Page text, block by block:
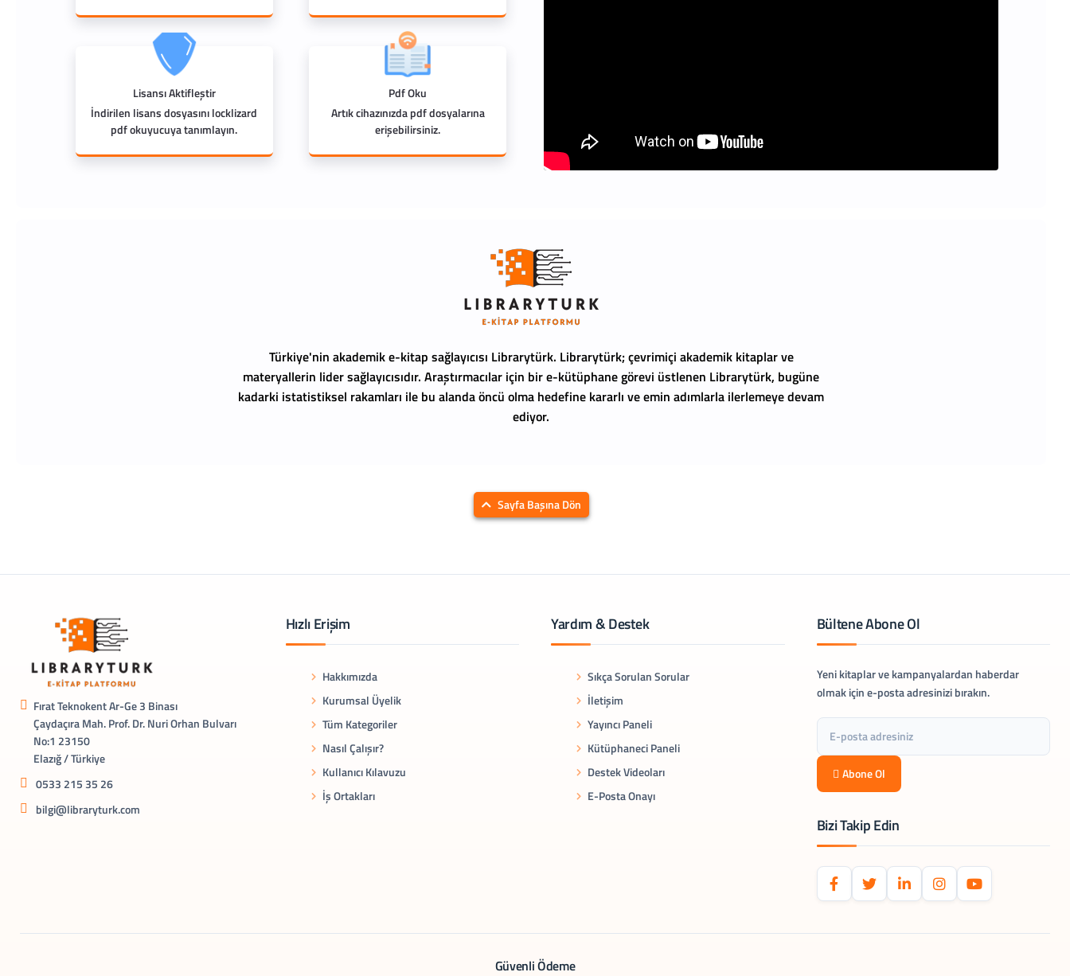
Lisansı Aktifleştir
İndirilen lisans dosyasını locklizard
pdf okuyucuya tanımlayın.
Pdf Oku
Artık cihazınızda pdf dosyalarına
erişebilirsiniz.
Türkiye'nin akademik e-kitap sağlayıcısı Librarytürk. Librarytürk; çevrimiçi akademik kitaplar ve
materyallerin lider sağlayıcısıdır. Araştırmacılar için bir e-kütüphane görevi üstlenen Librarytürk, bugüne
kadarki istatistiksel rakamları ile bu alanda öncü olma hedefine kararlı ve emin adımlarla ilerlemeye devam
ediyor.
Sayfa Başına Dön
Fırat Teknokent Ar-Ge 3 Binası
Çaydaçıra Mah. Prof. Dr. Nuri Orhan Bulvarı
No:1 23150
Elazığ / Türkiye
0533 215 35 26
bilgi@libraryturk.com
Hızlı Erişim
Hakkımızda
Kurumsal Üyelik
Tüm Kategoriler
Nasıl Çalışır?
Kullanıcı Kılavuzu
İş Ortakları
Yardım & Destek
Sıkça Sorulan Sorular
İletişim
Yayıncı Paneli
Kütüphaneci Paneli
Destek Videoları
E-Posta Onayı
Bültene Abone Ol
Yeni kitaplar ve kampanyalardan haberdar
olmak için e-posta adresinizi bırakın.
Abone Ol
Bizi Takip Edin
Güvenli Ödeme